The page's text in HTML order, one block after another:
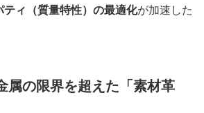
ティ（質量特性）の最適化が加速した
属の限界を超えた「素材革